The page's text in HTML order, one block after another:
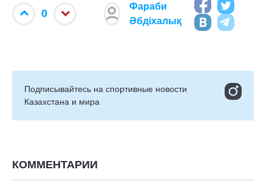
0
Фараби
Әбдіхалық
Подписывайтесь на cпортивные новости
Казахстана и мира
КОММЕНТАРИИ